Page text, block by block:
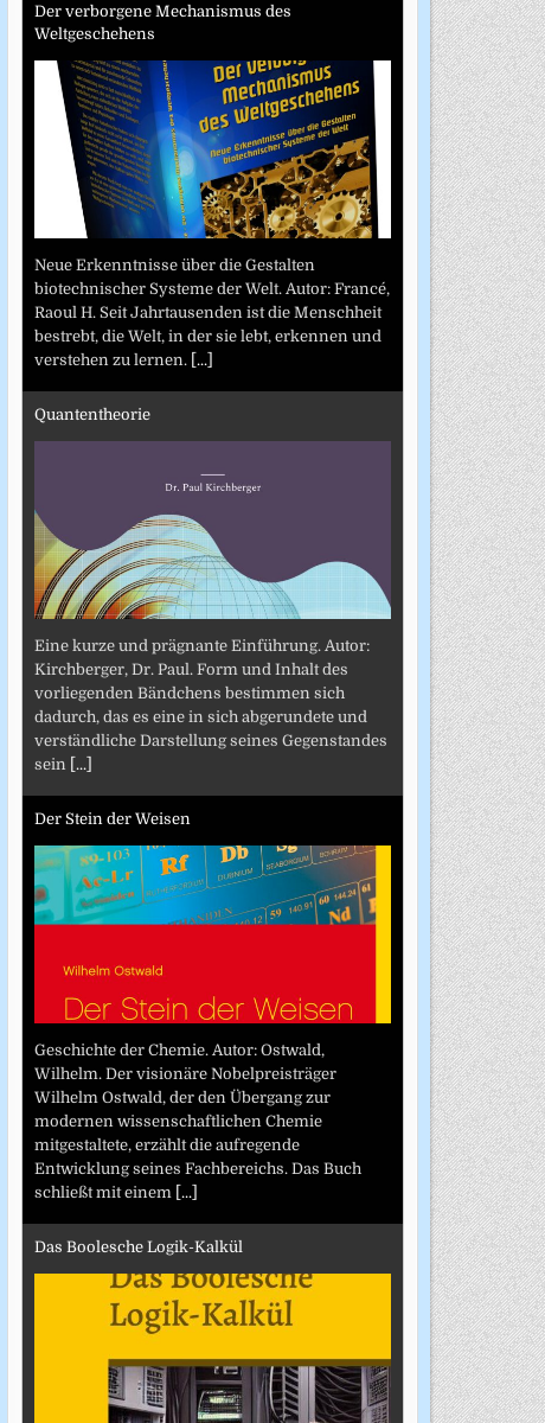
Der verborgene Mechanismus des
Weltgeschehens
Neue Erkenntnisse über die Gestalten
biotechnischer Systeme der Welt. Autor: Francé,
Raoul H. Seit Jahrtausenden ist die Menschheit
bestrebt, die Welt, in der sie lebt, erkennen und
verstehen zu lernen. [...]
Quantentheorie
Eine kurze und prägnante Einführung. Autor:
Kirchberger, Dr. Paul. Form und Inhalt des
vorliegenden Bändchens bestimmen sich
dadurch, das es eine in sich abgerundete und
verständliche Darstellung seines Gegenstandes
sein [...]
Der Stein der Weisen
Geschichte der Chemie. Autor: Ostwald,
Wilhelm. Der visionäre Nobelpreisträger
Wilhelm Ostwald, der den Übergang zur
modernen wissenschaftlichen Chemie
mitgestaltete, erzählt die aufregende
Entwicklung seines Fachbereichs. Das Buch
schließt mit einem [...]
Das Boolesche Logik-Kalkül